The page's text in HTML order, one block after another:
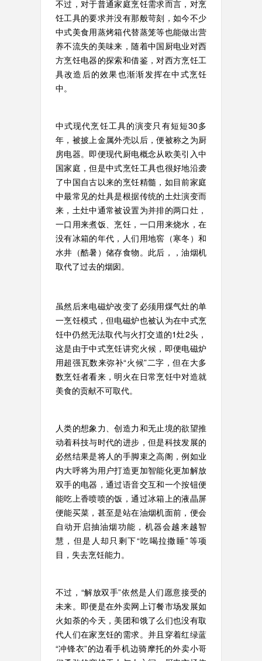
不过，对于普通家庭烹饪需求而言，对烹
饪工具的要求并没有那般苛刻，如今不少
中式美食用蒸烤箱代替蒸笼等也能做出营
养不流失的美味来，随着中国厨电业对西
方烹饪电器的探索和借鉴，对西方烹饪工
具改造后的效果也渐渐发挥在中式烹饪
中。
中式现代烹饪工具的演变只有短短30多
年，被披上金属外壳以后，便被称之为厨
房电器。即便现代厨电概念从欧美引入中
国家庭，但是中式烹饪工具也很好地沿袭
了中国自古以来的烹饪精髓，如目前家庭
中最常见的灶具是根据传统的土灶演变而
来，土灶中通常被设置为并排的两口灶，
一口用来煮饭、烹饪，一口用来烧水，在
没有冰箱的年代，人们用地窖（寒冬）和
水井（酷暑）储存食物。此后，，油烟机
取代了过去的烟囱。
虽然后来电磁炉改变了必须用煤气灶的单
一烹饪模式，但电磁炉也被认为在中式烹
饪中仍然无法取代与火打交道的1灶2头，
这是由于中式烹饪讲究火候，即便电磁炉
用超强瓦数来弥补“火候”二字，但在大多
数烹饪者看来，明火在日常烹饪中对造就
美食的贡献不可取代。
人类的想象力、创造力和无止境的欲望推
动着科技与时代的进步，但是科技发展的
必然结果是将人的手脚束之高阁，例如业
内大呼将为用户打造更加智能化更加解放
双手的电器，通过语音交互和一个按钮便
能吃上香喷喷的饭，通过冰箱上的液晶屏
便能买菜，甚至是站在油烟机面前，便会
自动开启抽油烟功能，机器会越来越智
慧，但是人却只剩下“吃喝拉撒睡”等项
目，失去烹饪能力。
不过，“解放双手”依然是人们愿意接受的
未来。即便是在外卖网上订餐市场发展如
火如荼的今天，美团和饿了么们也没有取
代人们在家烹饪的需求。并且穿着红绿蓝
“冲锋衣”的边看手机边骑摩托的外卖小哥